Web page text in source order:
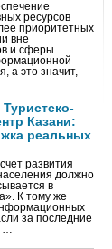
ресурсов
приоритетных
вне
и сферы
а это значит,
Казани:
реальных
развития
должно
в
К тому же
за последние